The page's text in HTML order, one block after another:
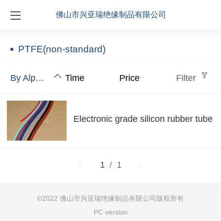
佛山市兴亚瑞绝缘制品有限公司
PTFE(non-standard)
By Alphabet Time Price Filter
Electronic grade silicon rubber tube
1 / 1
©2022 佛山市兴亚瑞绝缘制品有限公司 版权所有
PC version